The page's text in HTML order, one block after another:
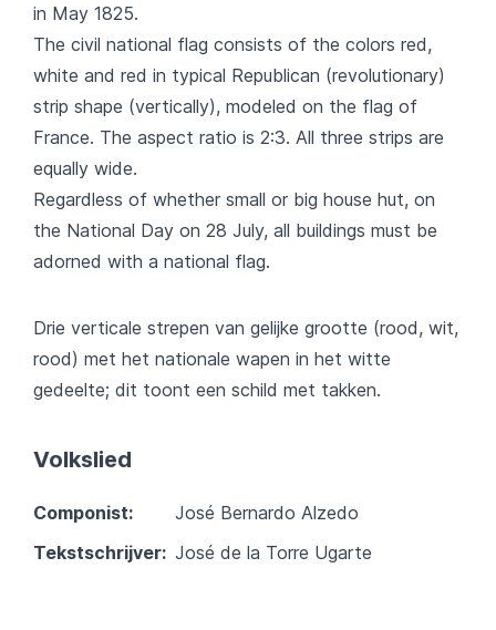
in May 1825.
The civil national flag consists of the colors red,
white and red in typical Republican (revolutionary)
strip shape (vertically), modeled on the flag of
France. The aspect ratio is 2:3. All three strips are
equally wide.
Regardless of whether small or big house hut, on
the National Day on 28 July, all buildings must be
adorned with a national flag.
Drie verticale strepen van gelijke grootte (rood, wit,
rood) met het nationale wapen in het witte
gedeelte; dit toont een schild met takken.
Volkslied
Componist:
José Bernardo Alzedo
Tekstschrijver: José de la Torre Ugarte